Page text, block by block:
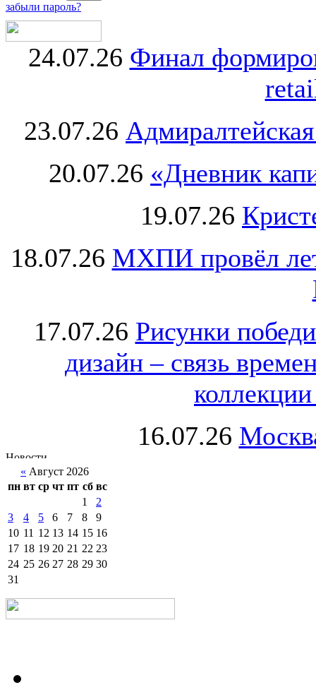
забыли пароль?
24.07.26 Финал
23.07.26
20.07.26 «Дневник
19.07.26
18.07.26 МХПИ провёл
17.07.26 Рисунки
дизайн – связь
16.07.26
« Август 2026
пн вт ср чт пт сб вс
1
2
3
4 5 6 7 8
9
10 11 12 13 14 15 16
17 18 19 20 21 22 23
24 25 26 27 28 29 30
31